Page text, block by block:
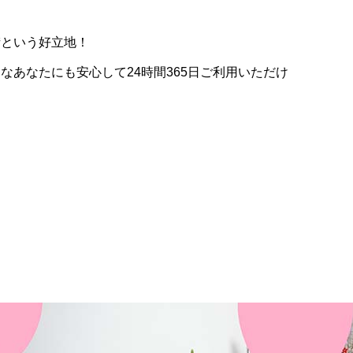
いう好立地！
あなたにも安心して24時間365日ご利用いただけ